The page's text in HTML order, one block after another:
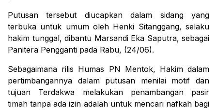
Putusan tersebut diucapkan dalam sidang yang
terbuka untuk umum oleh Henki Sitanggang, selaku
hakim tunggal, dibantu Marsandi Eka Saputra, sebagai
Panitera Pengganti pada Rabu, (24/06).
Sebagaimana rilis Humas PN Mentok, Hakim dalam
pertimbangannya dalam putusan menilai motif dan
tujuan Terdakwa melakukan penambangan pasir
timah tanpa ada izin adalah untuk mencari nafkah bagi